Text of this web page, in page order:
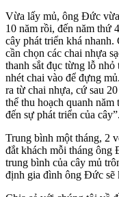
Vừa lấy mủ, ông Đức
10 năm rồi, đến năm thứ
cây phát triển khá
cần chọn các chai nhựa
thanh sắt đục từng lỗ
nhét chai vào để đựng
ra từ chai nhựa, cứ sau
thể thu hoạch quanh
đến sự phát triển của cây”.
Trung bình một tháng, 2
đắt khách mỗi tháng ông
trung bình của cây mủ
định gia đình ông Đức sẽ